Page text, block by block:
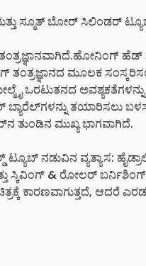
ಸ್ಮೂತ್ ಬೋರ್ ಸಿಲಿಂಡರ್
ತಂತ್ರಜ್ಞಾನದ ಮೂಲಕ
ಒರಟುತನದ ಅವಶ್ಯಕತೆಗಳನ್ನು
ಬ್ಯಾರೆಲ್‌ಗಳನ್ನು
ತುಂಡಿನ ಮುಖ್ಯ ಭಾಗವಾಗಿದೆ.
ಟ್ಯೂಬ್ ನಡುವಿನ ವ್ಯತ್ಯಾಸ:
ಸ್ಕಿವಿಂಗ್ & ರೋಲರ್
ಕಾರಣವಾಗುತ್ತದೆ, ಆದರೆ